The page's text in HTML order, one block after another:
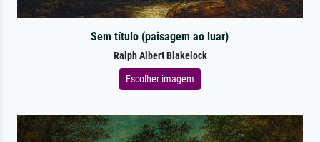
Sem título (paisagem ao luar)
Ralph Albert Blakelock
Escolher imagem